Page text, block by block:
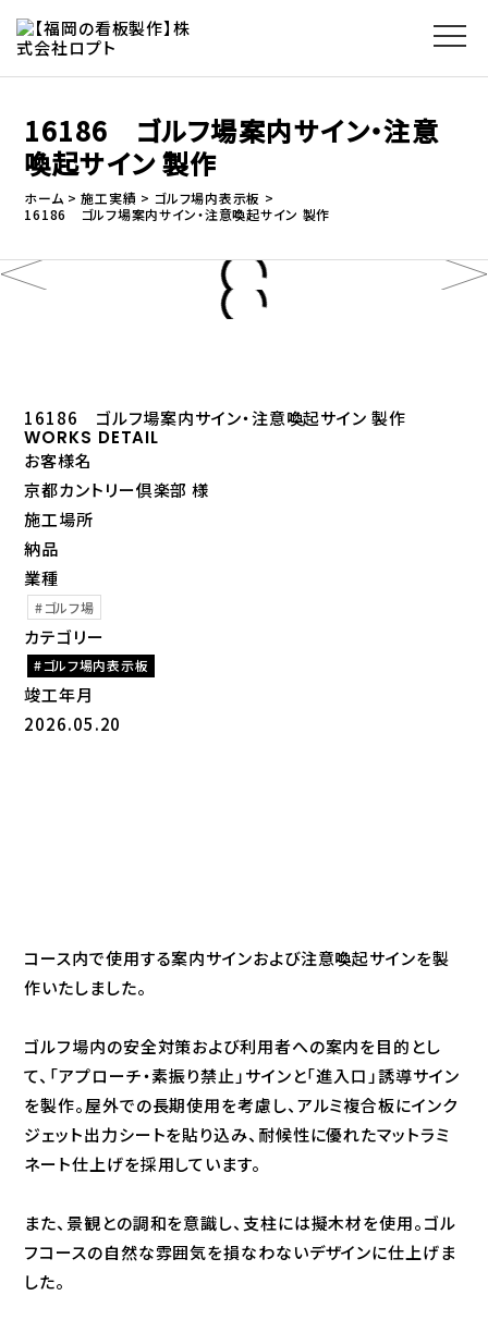
16186 ゴルフ場案内サイン・注意
喚起サイン 製作
ホーム 施工実績
ゴルフ場内表示板
16186 ゴルフ場案内サイン・注意喚起サイン 製作
16186 ゴルフ場案内サイン・注意喚起サイン 製作
WORKS DETAIL
お客様名
京都カントリー倶楽部 様
施工場所
納品
業種
ゴルフ場
カテゴリー
ゴルフ場内表示板
竣工年月
2026.05.20
コース内で使用する案内サインおよび注意喚起サインを製
作いたしました。
ゴルフ場内の安全対策および利用者への案内を目的とし
て、「アプローチ・素振り禁止」サインと「進入口」誘導サイン
を製作。屋外での長期使用を考慮し、アルミ複合板にインク
ジェット出力シートを貼り込み、耐候性に優れたマットラミ
ネート仕上げを採用しています。
また、景観との調和を意識し、支柱には擬木材を使用。ゴル
フコースの自然な雰囲気を損なわないデザインに仕上げま
した。